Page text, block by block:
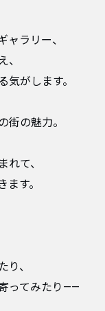
ャラリー、
、
がします。
街の魅力。
れて、
す。
り、
ってみたり——